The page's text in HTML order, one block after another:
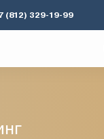
(812) 329-19-99